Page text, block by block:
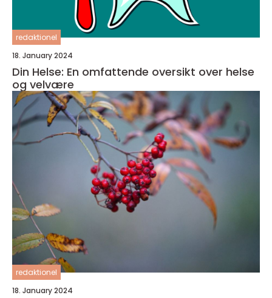
redaktionel
18. January 2024
Din Helse: En omfattende oversikt over helse
og velvære
redaktionel
18. January 2024